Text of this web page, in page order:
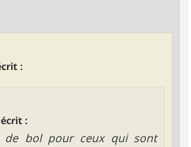
:
:
de bol pour ceux qui sont